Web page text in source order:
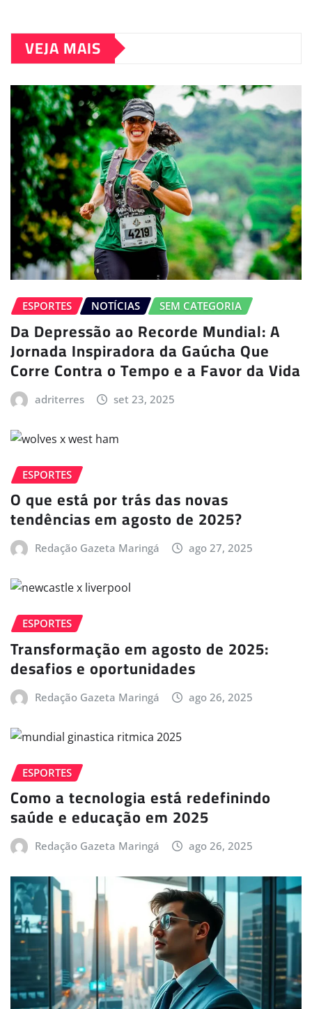
VEJA MAIS
ESPORTES NOTÍCIAS SEM CATEGORIA
Da Depressão ao Recorde Mundial: A
Jornada Inspiradora da Gaúcha Que
Corre Contra o Tempo e a Favor da Vida
adriterres set 23, 2025
ESPORTES
O que está por trás das novas
tendências em agosto de 2025?
Redação Gazeta Maringá ago 27, 2025
ESPORTES
Transformação em agosto de 2025:
desafios e oportunidades
Redação Gazeta Maringá ago 26, 2025
ESPORTES
Como a tecnologia está redefinindo
saúde e educação em 2025
Redação Gazeta Maringá ago 26, 2025